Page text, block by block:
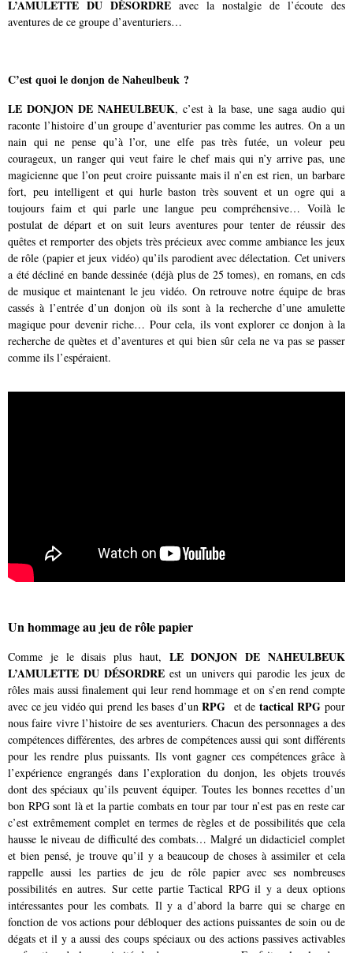
L’AMULETTE DU DÉSORDRE avec la nostalgie de l’écoute des
aventures de ce groupe d’aventuriers…
C’est quoi le donjon de Naheulbeuk ?
LE DONJON DE NAHEULBEUK, c’est à la base, une saga audio qui
raconte l’histoire d’un groupe d’aventurier pas comme les autres. On a un
nain qui ne pense qu’à l’or, une elfe pas très futée, un voleur peu
courageux, un ranger qui veut faire le chef mais qui n’y arrive pas, une
magicienne que l’on peut croire puissante mais il n’en est rien, un barbare
fort, peu intelligent et qui hurle baston très souvent et un ogre qui a
toujours faim et qui parle une langue peu compréhensive… Voilà le
postulat de départ et on suit leurs aventures pour tenter de réussir des
quêtes et remporter des objets très précieux avec comme ambiance les jeux
de rôle (papier et jeux vidéo) qu’ils parodient avec délectation. Cet univers
a été décliné en bande dessinée (déjà plus de 25 tomes), en romans, en cds
de musique et maintenant le jeu vidéo. On retrouve notre équipe de bras
cassés à l’entrée d’un donjon où ils sont à la recherche d’une amulette
magique pour devenir riche… Pour cela, ils vont explorer ce donjon à la
recherche de quètes et d’aventures et qui bien sûr cela ne va pas se passer
comme ils l’espéraient.
Un hommage au jeu de rôle papier
Comme je le disais plus haut, LE DONJON DE NAHEULBEUK
L’AMULETTE DU DÉSORDREest un univers qui parodie les jeux de
rôles mais aussi finalement qui leur rend hommage et on s’en rend compte
avec ce jeu vidéo qui prend les bases d’unRPG et de tactical RPG pour
nous faire vivre l’histoire de ses aventuriers. Chacun des personnages a des
compétences différentes, des arbres de compétences aussi qui sont différents
pour les rendre plus puissants. Ils vont gagner ces compétences grâce à
l’expérience engrangés dans l’exploration du donjon, les objets trouvés
dont des spéciaux qu’ils peuvent équiper. Toutes les bonnes recettes d’un
bon RPG sont là et la partie combats en tour par tour n’est pas en reste car
c’est extrêmement complet en termes de règles et de possibilités que cela
hausse le niveau de difficulté des combats… Malgré un didacticiel complet
et bien pensé, je trouve qu’il y a beaucoup de choses à assimiler et cela
rappelle aussi les parties de jeu de rôle papier avec ses nombreuses
possibilités en autres. Sur cette partie Tactical RPG il y a deux options
intéressantes pour les combats. Il y a d’abord la barre qui se charge en
fonction de vos actions pour débloquer des actions puissantes de soin ou de
dégats et il y a aussi des coups spéciaux ou des actions passives activables